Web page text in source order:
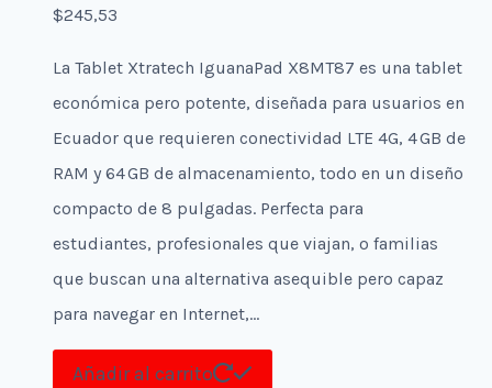
$245,53
La Tablet Xtratech IguanaPad X8MT87 es una tablet
económica pero potente, diseñada para usuarios en
Ecuador que requieren conectividad LTE 4G, 4 GB de
RAM y 64 GB de almacenamiento, todo en un diseño
compacto de 8 pulgadas. Perfecta para
estudiantes, profesionales que viajan, o familias
que buscan una alternativa asequible pero capaz
para navegar en Internet,…
Añadir al carrito